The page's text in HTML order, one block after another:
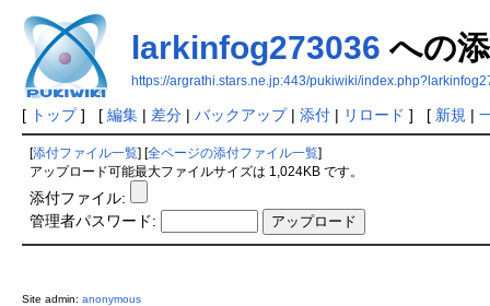
larkinfog273036 への
https://argrathi.stars.ne.jp:443/pukiwiki/
[ トップ] [ 編集| 差分| バックアップ| 添付| リロード ] [ 新規 |
添付ファイル一覧 全ページの添付ファイル一覧
アップロード可能最大ファイルサイズは 1,024KB です。
添付ファイル:
管理者パスワード:
Site admin: anonymous